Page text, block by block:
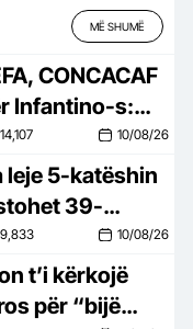
MË SHUMË
CONCACAF
Infantino-s:
nga
14,107 10/08/26
leje 5-katëshin
39-
3 punonjës të
9,833 10/08/26
t’i kërkojë
për “bijë